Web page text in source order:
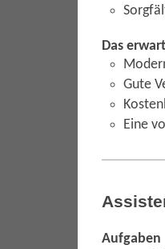
Das
Gute
Eine
Aufgaben